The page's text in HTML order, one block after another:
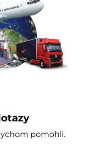
pomohli.